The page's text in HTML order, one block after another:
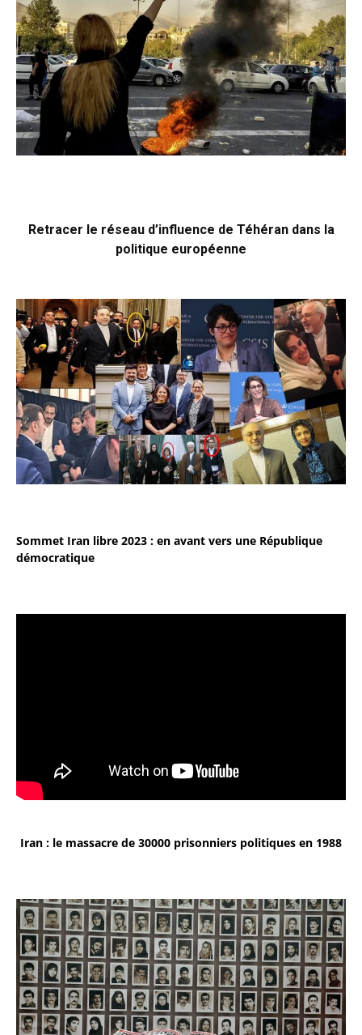
Retracer le réseau d’influence de Téhéran dans la
politique européenne
Sommet Iran libre 2023 : en avant vers une République
démocratique
Iran : le massacre de 30000 prisonniers politiques en 1988